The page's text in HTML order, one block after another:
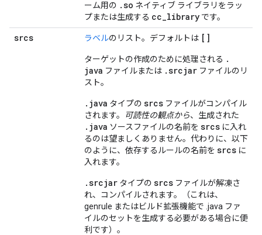
ーム用の .so ネイティブ ライブラリをラッ
プまたは生成する cc_library です。
srcs ラベルのリスト。デフォルトは []
ターゲットの作成のために処理される .
java ファイルまたは .srcjar ファイルのリ
スト。
.java タイプの srcs ファイルがコンパイル
されます。
可読性の観点から、生成された
.java ソースファイルの名前を srcs に入れ
るのは望ましくありません。代わりに、以下
のように、依存するルールの名前を srcs に
入れます。
.srcjar タイプの srcs ファイルが解凍さ
れ、コンパイルされます。（これは、
genrule またはビルド拡張機能で .java ファ
イルのセットを生成する必要がある場合に便
利です）。